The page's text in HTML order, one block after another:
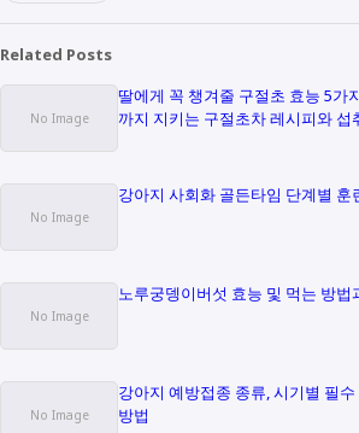
Related Posts
딸에게 꼭 챙겨줄 구절초 효능 5가
까지 지키는 구절초차 레시피와 섭
강아지 사회화 골든타임 단계별 훈
노루궁뎅이버섯 효능 및 먹는 방법
강아지 예방접종 종류, 시기별 필
방법